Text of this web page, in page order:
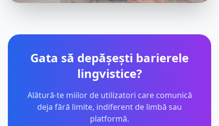
Gata să depășești barierele
lingvistice?
Alătură-te miilor de utilizatori care comunică
deja fără limite, indiferent de limbă sau
platformă.